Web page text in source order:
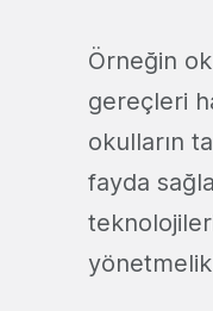
Örneğin
gereçleri
okulların
fayda